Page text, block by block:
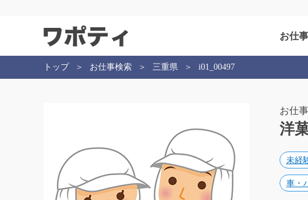
お仕
トップ お仕事検索 三重県 i01_00497
お仕
洋
未経
車・